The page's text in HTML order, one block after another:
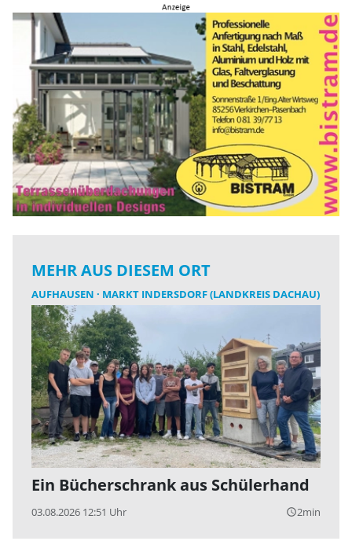
MEHR AUS DIESEM ORT
AUFHAUSEN MARKT INDERSDORF (LANDKREIS DACHAU)
Ein Bücherschrank aus Schülerhand
03.08.2026 12:51 Uhr query_builder2min